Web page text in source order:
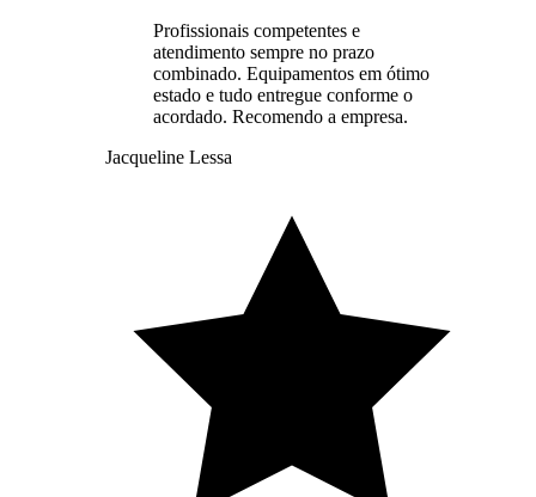
Profissionais competentes e
atendimento sempre no prazo
combinado. Equipamentos em ótimo
estado e tudo entregue conforme o
acordado. Recomendo a empresa.
Jacqueline Lessa